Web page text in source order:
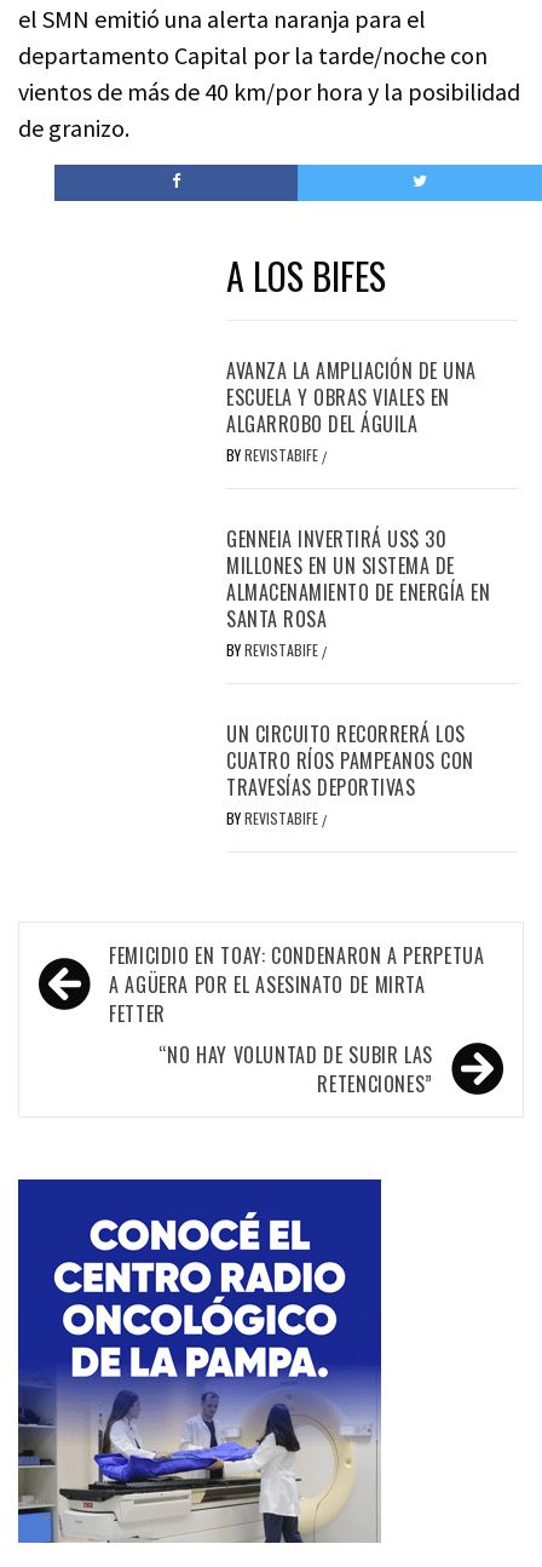
el SMN emitió una alerta naranja para el
departamento Capital por la tarde/noche con
vientos de más de 40 km/por hora y la posibilidad
de granizo.
A LOS BIFES
AVANZA LA AMPLIACIÓN DE UNA
ESCUELA Y OBRAS VIALES EN
ALGARROBO DEL ÁGUILA
BYREVISTABIFE /
GENNEIA INVERTIRÁ US$ 30
MILLONES EN UN SISTEMA DE
ALMACENAMIENTO DE ENERGÍA EN
SANTA ROSA
BYREVISTABIFE /
UN CIRCUITO RECORRERÁ LOS
CUATRO RÍOS PAMPEANOS CON
TRAVESÍAS DEPORTIVAS
BYREVISTABIFE /
Navegación
de
entradas
FEMICIDIO EN TOAY: CONDENARON A PERPETUA
A AGÜERA POR EL ASESINATO DE MIRTA
FETTER
“NO HAY VOLUNTAD DE SUBIR LAS
RETENCIONES”